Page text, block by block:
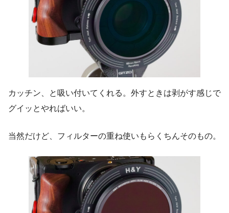
カッチン、と吸い付いてくれる。外すときは剥がす感じで
グイッとやればいい。
当然だけど、フィルターの重ね使いもらくちんそのもの。